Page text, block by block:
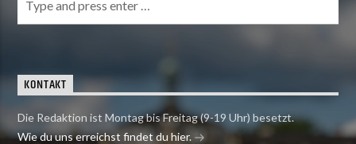
KONTAKT
Die Redaktion ist Montag bis Freitag (9-19 Uhr) besetzt.
Wie du uns erreichst findet du hier.